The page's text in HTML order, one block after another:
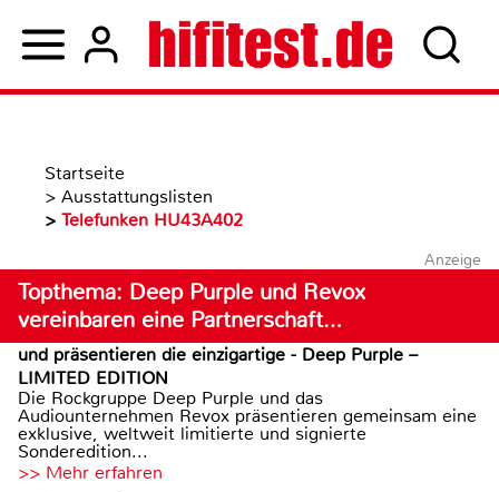
Startseite
> Ausstattungslisten
> Telefunken HU43A402
Anzeige
Topthema: Deep Purple und Revox
vereinbaren eine Partnerschaft…
und präsentieren die einzigartige - Deep Purple –
LIMITED EDITION
Die Rockgruppe Deep Purple und das
Audiounternehmen Revox präsentieren gemeinsam eine
exklusive, weltweit limitierte und signierte
Sonderedition...
>> Mehr erfahren